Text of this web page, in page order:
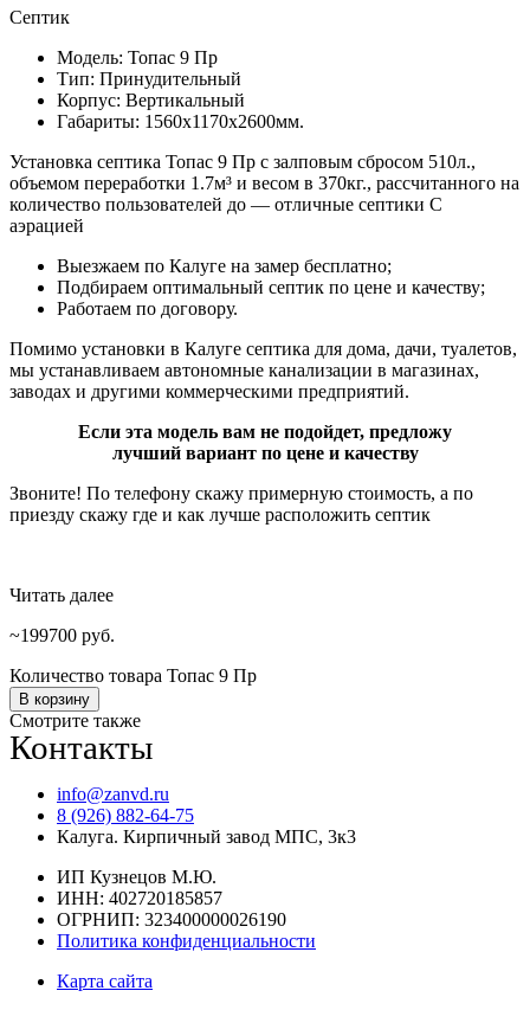
Септик
Модель: Топас 9 Пр
Тип: Принудительный
Корпус: Вертикальный
Габариты: 1560х1170х2600мм.
Установка септика Топас 9 Пр с залповым сбросом 510л.,
объемом переработки 1.7м³ и весом в 370кг., рассчитанного на
количество пользователей до — отличные септики С
аэрацией
Выезжаем по Калуге на замер бесплатно;
Подбираем оптимальный септик по цене и качеству;
Работаем по договору.
Помимо установки в Калуге септика для дома, дачи, туалетов,
мы устанавливаем автономные канализации в магазинах,
заводах и другими коммерческими предприятий.
Если эта модель вам не подойдет, предложу
лучший вариант по цене и качеству
Звоните! По телефону скажу примерную стоимость, а по
приезду скажу где и как лучше расположить септик
Читать далее
199700 руб.
Количество товара Топас 9 Пр
В корзину
Смотрите также
Контакты
info@zanvd.ru
8 (926) 882-64-75
Калуга. Кирпичный завод МПС, 3к3
ИП Кузнецов М.Ю.
ИНН: 402720185857
ОГРНИП: 323400000026190
Политика конфиденциальности
Карта сайта